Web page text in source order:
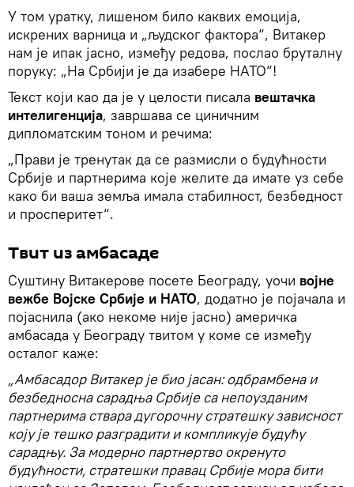
У том уратку, лишеном било каквих емоција,
искрених варница и „људског фактора“, Витакер
нам је ипак јасно, између редова, послао бруталну
поруку: „На Србији је да изабере НАТО“!
Текст који као да је у целости писала вештачка
интелигенција, завршава се циничним
дипломатским тоном и речима:
„Прави је тренутак да се размисли о будућности
Србије и партнерима које желите да имате уз себе
како би ваша земља имала стабилност, безбедност
и просперитет“.
Твит из амбасаде
Суштину Витакерове посете Београду, уочи војне
вежбе Војске Србије и НАТО, додатно је појачала и
појаснила (ако некоме није јасно) америчка
амбасада у Београду твитом у коме се између
осталог каже:
„Амбасадор Витакер је био јасан: одбрамбена и
безбедносна сарадња Србије са непоузданим
партнерима ствара дугорочну стратешку зависност
коју је тешко разградити и компликује будућу
сарадњу. За модерно партнертво окренуто
будућности, стратешки правац Србије мора бити